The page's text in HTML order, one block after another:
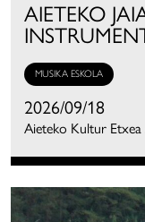
AIETEKO
MUSIKA ESKOLA
2026/09/18
Aieteko Kultur Etxea